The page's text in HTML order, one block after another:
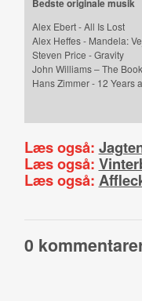
Bedste originale musik
Alex Ebert - All Is Lost
Alex Heffes - Mandela:
Steven Price - Gravity
John Williams – The
Hans Zimmer - 12 Years
Læs også:
Læs også:
Læs også:
0